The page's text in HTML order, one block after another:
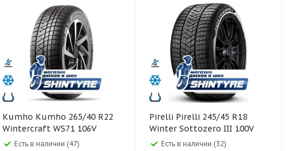
Kumho Kumho 265/40 R22
Wintercraft WS71 106V
Есть в наличии (47)
Pirelli Pirelli 245/45 R18
Winter Sottozero III 100V
Runflat
Есть в наличии (32)